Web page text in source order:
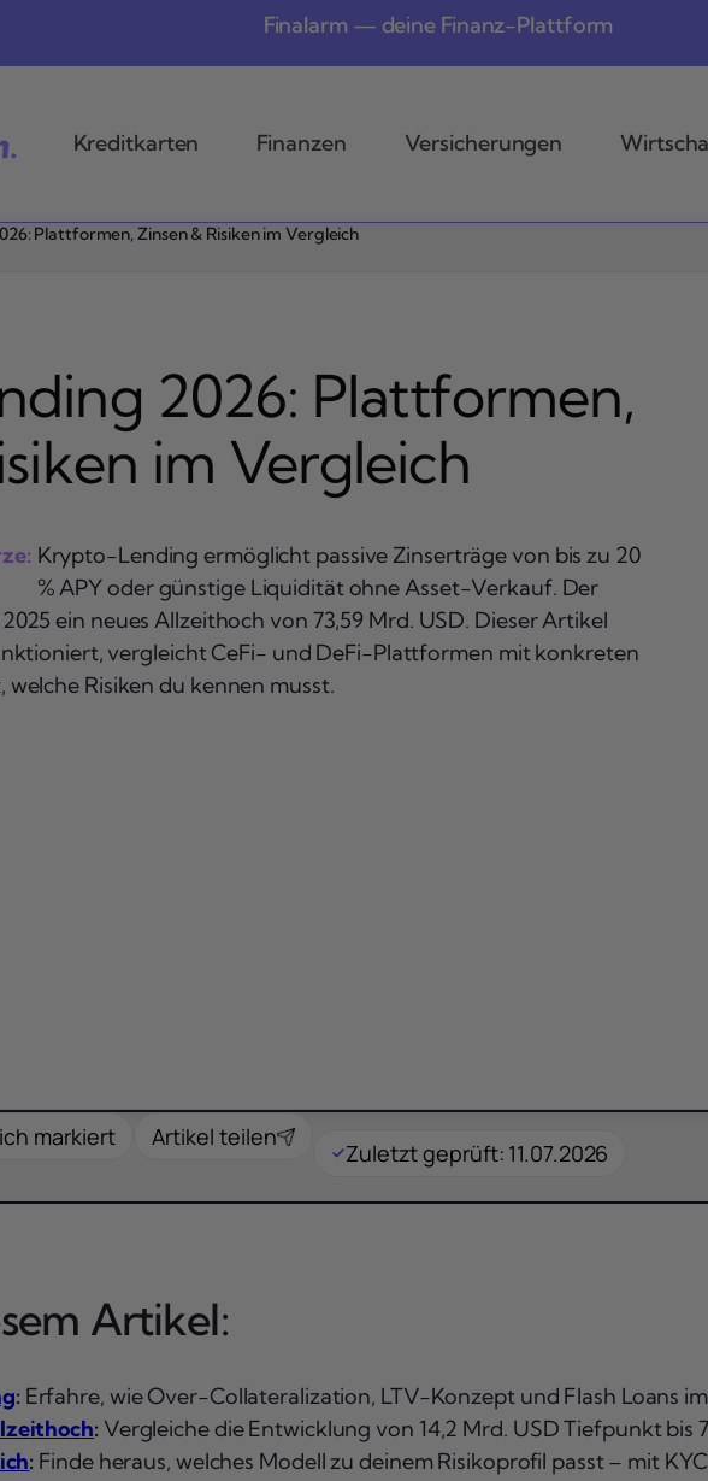
Finalarm — deine Finanz-Plattform
Kreditkarten Finanzen Versicherungen
Plattformen, Zinsen & Risiken im Vergleich
2026: Plattformen,
im Vergleich
Krypto-Lending ermöglicht passive Zinserträge von bis zu 20
% APY oder günstige Liquidität ohne Asset-Verkauf. Der
ein neues Allzeithoch von 73,59 Mrd. USD. Dieser Artikel
vergleicht CeFi- und DeFi-Plattformen mit konkreten
Risiken du kennen musst.
markiert Artikel teilen
Zuletzt geprüft: 11.07.2026
Artikel:
:Erfahre, wie Over-Collateralization, LTV-Konzept und Flash Loans
:Vergleiche die Entwicklung von 14,2 Mrd. USD Tiefpunkt bis
: Finde heraus, welches Modell zu deinem Risikoprofil passt – mit